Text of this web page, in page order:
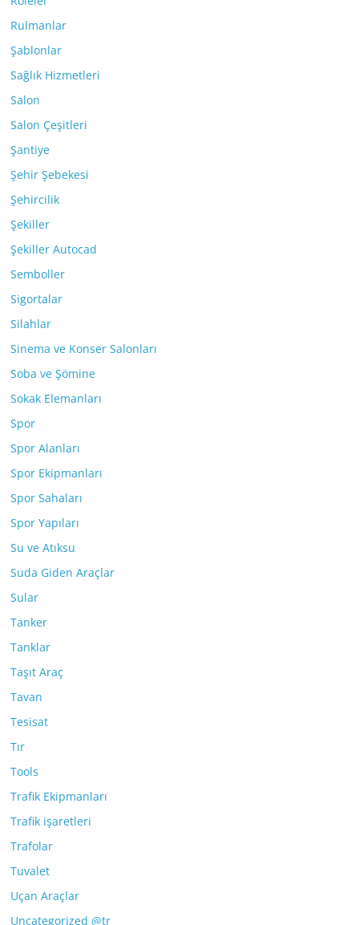
Rulmanlar
Şablonlar
Sağlık Hizmetleri
Salon
Salon Çeşitleri
Şantiye
Şehir Şebekesi
Şehircilik
Şekiller
Şekiller Autocad
Semboller
Sigortalar
Silahlar
Sinema ve Konser Salonları
Soba ve Şömine
Sokak Elemanları
Spor
Spor Alanları
Spor Ekipmanları
Spor Sahaları
Spor Yapıları
Su ve Atıksu
Suda Giden Araçlar
Sular
Tanker
Tanklar
Taşıt Araç
Tavan
Tesisat
Tır
Tools
Trafik Ekipmanları
Trafik işaretleri
Trafolar
Tuvalet
Uçan Araçlar
Uncategorized @tr